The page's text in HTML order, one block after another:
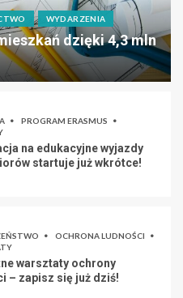
WYDARZENIA
dzięki 4,3 mln
PROGRAM ERASMUS
na edukacyjne wyjazdy
startuje już wkrótce!
OCHRONA LUDNOŚCI
warsztaty ochrony
– zapisz się już dziś!